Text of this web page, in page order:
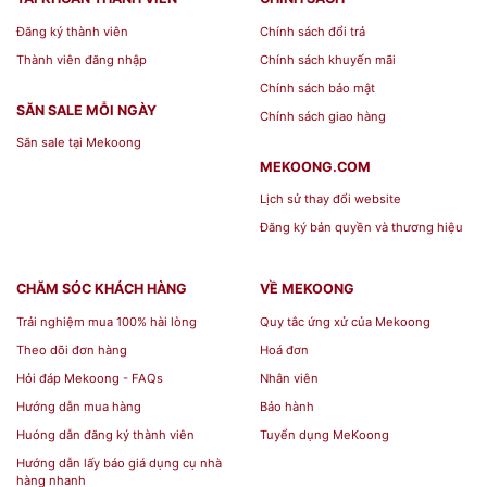
Với chất lượng đáng tin cậy và giá cả phải chăng,
Bộ Ấm Chén Bát Tràng Men Rạn Bọc Đồng cao
cấp đã và đang là một sản phẩm được nhiều
khách hàng lựa chọn khi tìm kiếm những sản
Đăng ký thành viên
Thành viên đăng nhập
SĂN SALE MỖI NGÀY
Săn sale tại Mekoong
Chính sách đổi trả
Chính sách khuyến mãi
Chính sách bảo mật
Chính sách giao hàng
MEKOONG.COM
Lịch sử thay đổi website
Đăng ký bản quyền và thương hiệu
CHĂM SÓC KHÁCH HÀNG
Trải nghiệm mua 100% hài lòng
Theo dõi đơn hàng
Hỏi đáp Mekoong - FAQs
Hướng dẫn mua hàng
Huóng dẫn đăng ký thành viên
Hướng dẫn lấy báo giá dụng cụ nhà
hàng nhanh
VỀ MEKOONG
Quy tắc ứng xử của Mekoong
Hoá đơn
Nhân viên
Bảo hành
Tuyển dụng MeKoong